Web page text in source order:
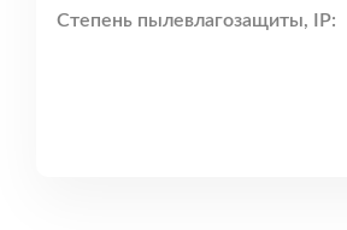
Степень пылевлагозащиты, IP: